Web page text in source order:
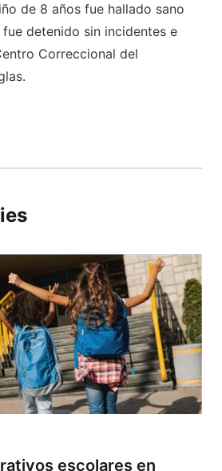
de 8 años fue hallado sano
detenido sin incidentes e
Correccional del
escolares en